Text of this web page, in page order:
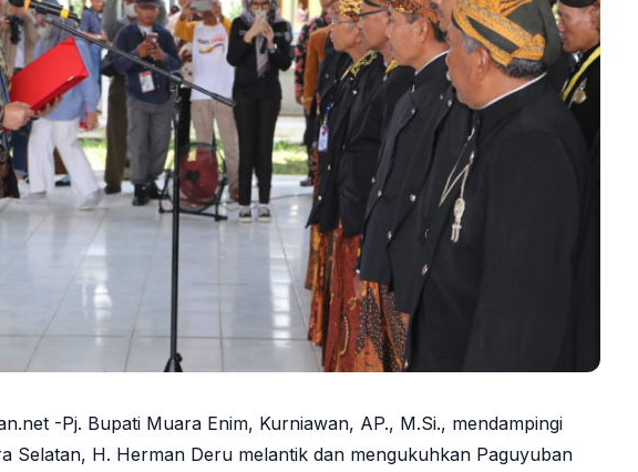
-Pj. Bupati Muara Enim, Kurniawan, AP., M.Si., mendampingi
Selatan, H. Herman Deru melantik dan mengukuhkan Paguyuban